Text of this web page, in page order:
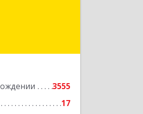
3555
17
дом № 7, оф.416
Подробнее